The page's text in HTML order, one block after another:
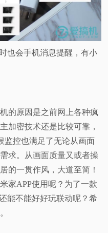
也会手机消息提醒，有小
的原因是之前网上各种疯
加密技术还是比较可靠，
监控也满足了无论从画面
求。从画面质量又或者操
的一贯作风，大道至简！
家APP使用呢？为了一款
能不能好好玩联动呢？希